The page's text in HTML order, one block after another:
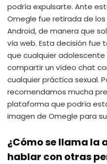
podría expulsarte. Ante
Omegle fue retirada de
Android, de manera que
vía web. Esta decisión
que cualquier
compartir un vídeo chat
cualquier práctica sexual.
recomendamos mucha
plataforma que podría
imagen de Omegle para
¿Cómo se llama la
hablar con otras